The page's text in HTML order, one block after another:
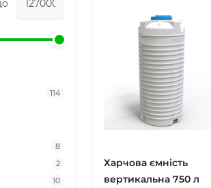
114
8
2
10
Харчова ємність
вертикальна 750 л